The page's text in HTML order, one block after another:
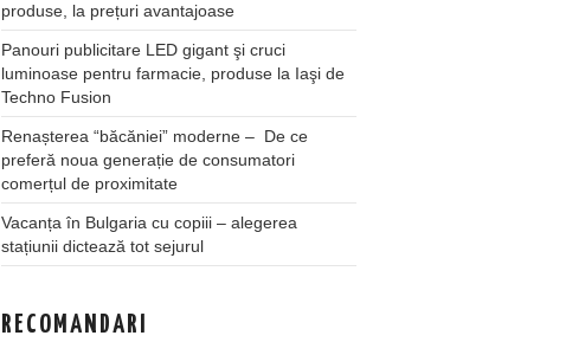
produse, la prețuri avantajoase
Panouri publicitare LED gigant şi cruci
luminoase pentru farmacie, produse la Iaşi de
Techno Fusion
Renașterea “băcăniei” moderne – De ce
preferă noua generație de consumatori
comerțul de proximitate
Vacanța în Bulgaria cu copiii – alegerea
stațiunii dictează tot sejurul
RECOMANDARI